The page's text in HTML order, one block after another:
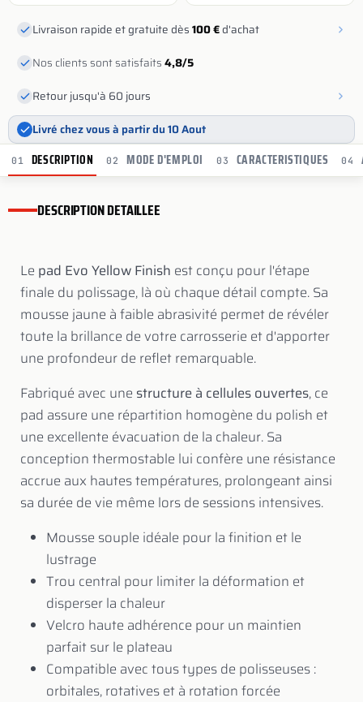
Livraison rapide et gratuite dès100 €d'achat
Nos clients sont satisfaits4,8/5
Retour jusqu'à 60 jours
Livré chez vous à partir du 10 Aout
01 DESCRIPTION 02 MODE D'EMPLOI 03 CARACTERISTIQUES 04
DESCRIPTION DETAILLEE
Le pad Evo Yellow Finish est conçu pour l'étape
finale du polissage, là où chaque détail compte. Sa
mousse jaune à faible abrasivité permet de révéler
toute la brillance de votre carrosserie et d'apporter
une profondeur de reflet remarquable.
Fabriqué avec une structure à cellules ouvertes, ce
pad assure une répartition homogène du polish et
une excellente évacuation de la chaleur. Sa
conception thermostable lui confère une résistance
accrue aux hautes températures, prolongeant ainsi
sa durée de vie même lors de sessions intensives.
Mousse souple idéale pour la finition et le
lustrage
Trou central pour limiter la déformation et
disperser la chaleur
Velcro haute adhérence pour un maintien
parfait sur le plateau
Compatible avec tous types de polisseuses :
orbitales, rotatives et à rotation forcée